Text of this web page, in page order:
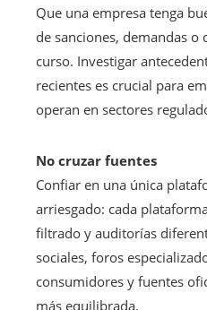
Que una empresa tenga
de sanciones, demandas o
curso. Investigar
recientes es crucial para
operan en sectores
No cruzar fuentes
Confiar en una única
arriesgado: cada
filtrado y auditorías
sociales, foros
consumidores y fuentes
más equilibrada.